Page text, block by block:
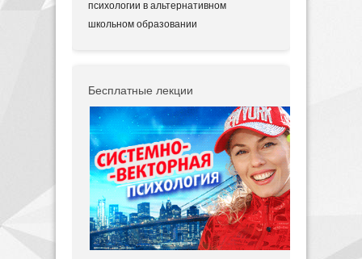
психологии в альтернативном
школьном образовании
Бесплатные лекции